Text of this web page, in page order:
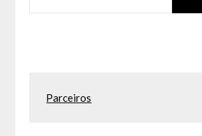
Parceiros